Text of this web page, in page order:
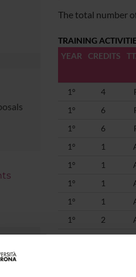
The total number
TRAINING
YEAR
CREDITS
1°
4
1°
6
1°
6
1°
1
1°
1
1°
1
1°
1
1°
2
1°
1